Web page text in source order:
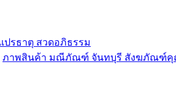
ปรธาตุ สวดอภิธรรม
ภาพสินค้า มณีภัณฑ์ จันทบุรี สังฆภัณฑ์คุณ